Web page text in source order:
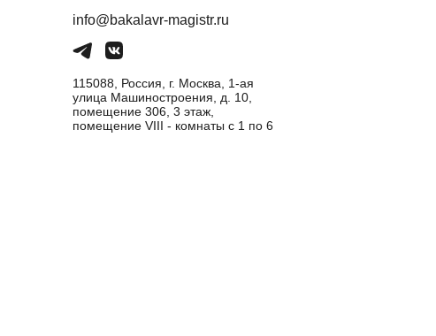
info@bakalavr-magistr.ru
115088, Россия, г. Москва, 1-ая
улица Машиностроения, д. 10,
помещение 306, 3 этаж,
помещение VIII - комнаты с 1 по 6